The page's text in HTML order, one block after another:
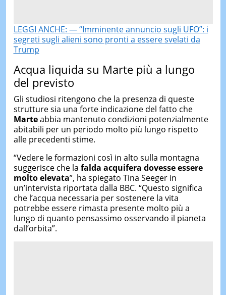
LEGGI ANCHE: — “Imminente annuncio sugli UFO”: i
segreti sugli alieni sono pronti a essere svelati da
Trump
Acqua liquida su Marte più a lungo
del previsto
Gli studiosi ritengono che la presenza di queste
strutture sia una forte indicazione del fatto che
Marteabbia mantenuto condizioni potenzialmente
abitabili per un periodo molto più lungo rispetto
alle precedenti stime.
“Vedere le formazioni così in alto sulla montagna
suggerisce che la falda acquifera dovesse essere
molto elevata”, ha spiegato Tina Seeger in
un’intervista riportata dalla BBC. “Questo significa
che l’acqua necessaria per sostenere la vita
potrebbe essere rimasta presente molto più a
lungo di quanto pensassimo osservando il pianeta
dall’orbita”.